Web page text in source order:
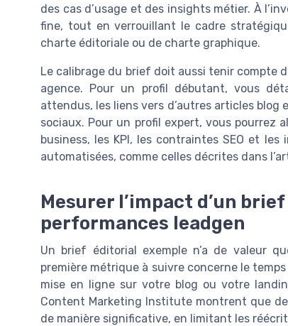
des cas d’usage et des insights métier. À
fine, tout en verrouillant le cadre
charte éditoriale ou de charte graphique.
Le calibrage du brief doit aussi tenir compte
agence. Pour un profil débutant, vous
attendus, les liens vers d’autres articles
sociaux. Pour un profil expert, vous pourrez
business, les KPI, les contraintes SEO et
automatisées, comme celles décrites dans
Mesurer l’impact d’un
performances leadgen
Un brief éditorial exemple n’a de valeur
première métrique à suivre concerne le
mise en ligne sur votre blog ou votre
Content Marketing Institute montrent que
de manière significative, en limitant les